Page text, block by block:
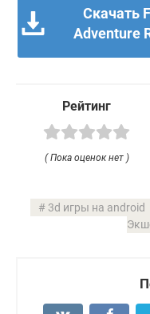
Скачать
Adventure
Рейтинг
( Пока оценок нет )
3d игры на android